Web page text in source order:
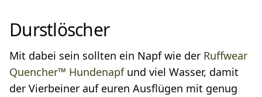
Durstlöscher
Mit dabei sein sollten ein Napf wie der Ruffwear
Quencher™ Hundenapfund viel Wasser, damit
der Vierbeiner auf euren Ausflügen mit genug